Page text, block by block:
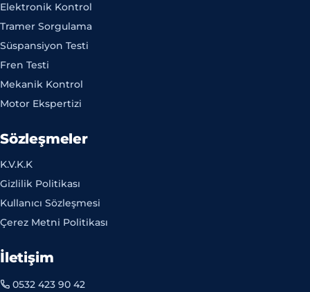
Elektronik Kontrol
Tramer Sorgulama
Süspansiyon Testi
Fren Testi
Mekanik Kontrol
Motor Ekspertizi
Sözleşmeler
K.V.K.K
Gizlilik Politikası
Kullanıcı Sözleşmesi
Çerez Metni Politikası
İletişim
0532 423 90 42